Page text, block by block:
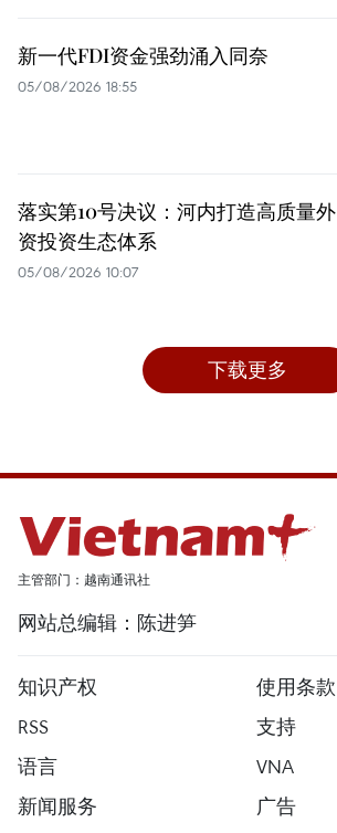
新一代FDI资金强劲涌入同奈
05/08/2026 18:55
落实第10号决议：河内打造高质量外
资投资生态体系
05/08/2026 10:07
下载更多
主管部门：越南通讯社
网站总编辑：陈进笋
知识产权
使用条款
RSS
支持
语言
VNA
新闻服务
广告